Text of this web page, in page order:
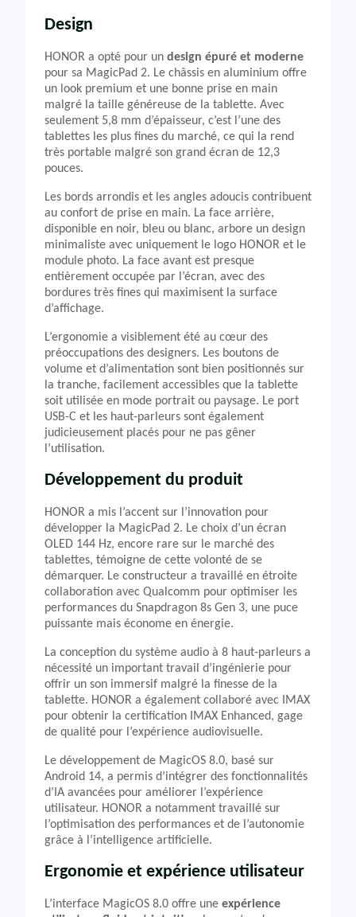
Design
HONOR a opté pour un design épuré et moderne
pour sa MagicPad 2. Le châssis en aluminium offre
un look premium et une bonne prise en main
malgré la taille généreuse de la tablette. Avec
seulement 5,8 mm d’épaisseur, c’est l’une des
tablettes les plus fines du marché, ce qui la rend
très portable malgré son grand écran de 12,3
pouces.
Les bords arrondis et les angles adoucis contribuent
au confort de prise en main. La face arrière,
disponible en noir, bleu ou blanc, arbore un design
minimaliste avec uniquement le logo HONOR et le
module photo. La face avant est presque
entièrement occupée par l’écran, avec des
bordures très fines qui maximisent la surface
d’affichage.
L’ergonomie a visiblement été au cœur des
préoccupations des designers. Les boutons de
volume et d’alimentation sont bien positionnés sur
la tranche, facilement accessibles que la tablette
soit utilisée en mode portrait ou paysage. Le port
USB-C et les haut-parleurs sont également
judicieusement placés pour ne pas gêner
l’utilisation.
Développement du produit
HONOR a mis l’accent sur l’innovation pour
développer la MagicPad 2. Le choix d’un écran
OLED 144 Hz, encore rare sur le marché des
tablettes, témoigne de cette volonté de se
démarquer. Le constructeur a travaillé en étroite
collaboration avec Qualcomm pour optimiser les
performances du Snapdragon 8s Gen 3, une puce
puissante mais économe en énergie.
La conception du système audio à 8 haut-parleurs a
nécessité un important travail d’ingénierie pour
offrir un son immersif malgré la finesse de la
tablette. HONOR a également collaboré avec IMAX
pour obtenir la certification IMAX Enhanced, gage
de qualité pour l’expérience audiovisuelle.
Le développement de MagicOS 8.0, basé sur
Android 14, a permis d’intégrer des fonctionnalités
d’IA avancées pour améliorer l’expérience
utilisateur. HONOR a notamment travaillé sur
l’optimisation des performances et de l’autonomie
grâce à l’intelligence artificielle.
Ergonomie et expérience utilisateur
L’interface MagicOS 8.0 offre une expérience